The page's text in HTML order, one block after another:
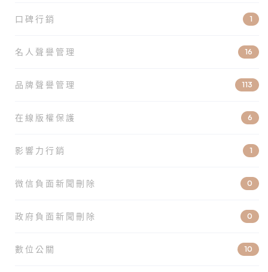
口碑行銷 1
名人聲譽管理 16
品牌聲譽管理 113
在線版權保護 6
影響力行銷 1
微信負面新聞刪除 0
政府負面新聞刪除 0
數位公關 10